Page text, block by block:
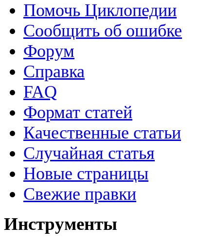
Помочь Циклопедии
Сообщить об ошибке
Форум
Справка
FAQ
Формат статей
Качественные статьи
Случайная статья
Новые страницы
Свежие правки
Инструменты